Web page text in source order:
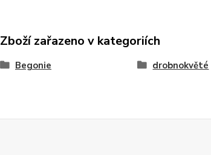
Zboží zařazeno v kategoriích
Begonie drobnokvěté